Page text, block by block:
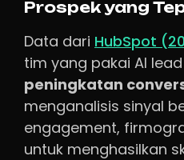
Prospek yang
Data dari HubSpot
tim yang pakai AI
peningkatan
menganalisis sinyal
engagement,
untuk menghasilkan